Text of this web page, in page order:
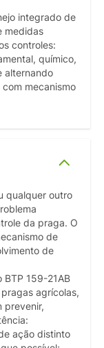
integrado de
medidas
controles:
químico,
alternando
mecanismo
qualquer outro
da praga. O
de
de
159-21AB
agrícolas,
prevenir,
ação distinto